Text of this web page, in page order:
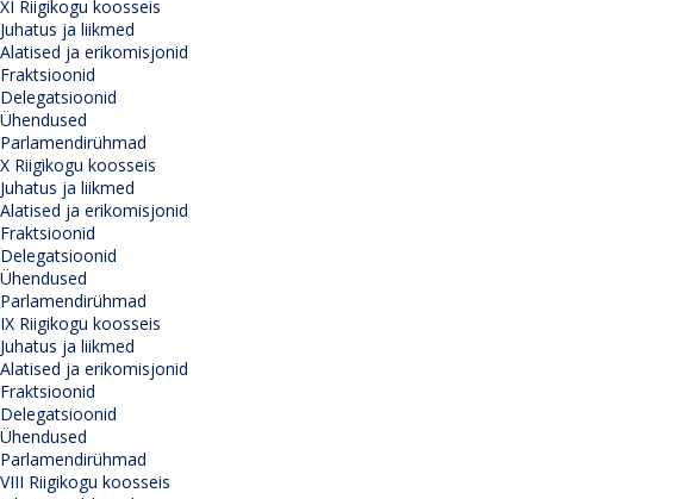
XI Riigikogu koosseis
Juhatus ja liikmed
Alatised ja erikomisjonid
Fraktsioonid
Delegatsioonid
Ühendused
Parlamendirühmad
X Riigikogu koosseis
Juhatus ja liikmed
Alatised ja erikomisjonid
Fraktsioonid
Delegatsioonid
Ühendused
Parlamendirühmad
IX Riigikogu koosseis
Juhatus ja liikmed
Alatised ja erikomisjonid
Fraktsioonid
Delegatsioonid
Ühendused
Parlamendirühmad
VIII Riigikogu koosseis